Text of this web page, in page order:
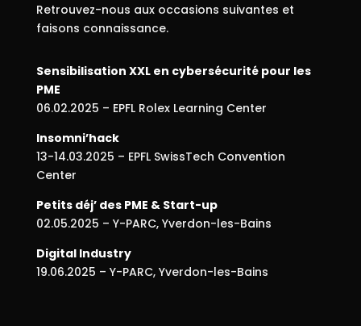
Retrouvez-nous aux occasions suivantes et
faisons connaissance.
Sensibilisation XXL en cybersécurité pour les
PME
06.02.2025 – EPFL Rolex Learning Center
Insomni’hack
13-14.03.2025 – EPFL SwissTech Convention
Center
Petits déj’ des PME & Start-up
02.05.2025 – Y-PARC, Yverdon-les-Bains
Digital Industry
19.06.2025 – Y-PARC, Yverdon-les-Bains